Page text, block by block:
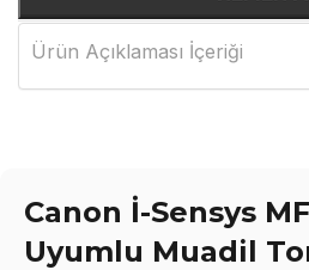
Ürün Açıklaması İçeriği
Canon İ-Sensys
Uyumlu Muadil